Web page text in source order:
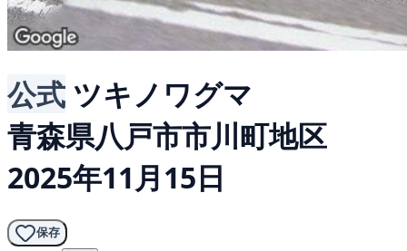
公式 ツキノワグマ
青森県八戸市市川町地区
2025年11月15日
保存